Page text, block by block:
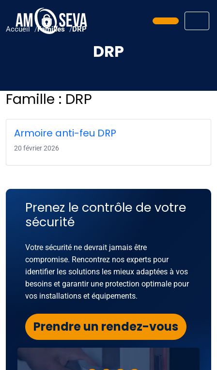
Prendre
Accueil Familles DRP
DRP
Famille : DRP
Armoire anti-feu DRP
20 février 2026
Prenez le contrôle de votre
sécurité
Votre sécurité ne devrait jamais être
compromise. Rencontrez nos experts pour
identifier les solutions les mieux adaptées à vos
besoins et garantir une protection optimale pour
vos installations et équipements.
Prendre un rendez-vous